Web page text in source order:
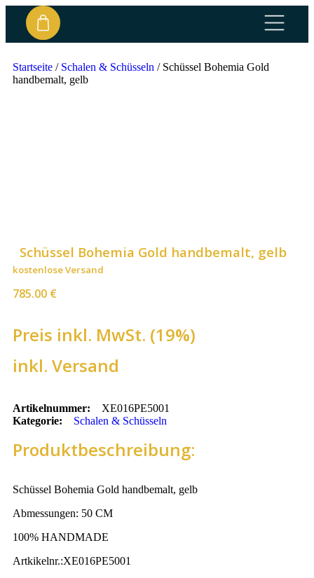
Startseite / Schalen & Schüsseln / Schüssel Bohemia Gold
handbemalt, gelb
Schüssel Bohemia Gold handbemalt, gelb
kostenlose Versand
785.00 €
Preis inkl. MwSt. (19%)
inkl. Versand
Artikelnummer: XE016PE5001
Kategorie:
Schalen & Schüsseln
Produktbeschreibung:
Schüssel Bohemia Gold handbemalt, gelb
Abmessungen: 50 CM
100% HANDMADE
Artkikelnr.:XE016PE5001